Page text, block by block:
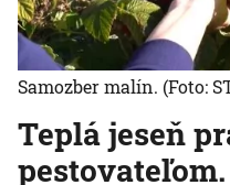
Teplá jeseň
Samozber malín. (Foto: